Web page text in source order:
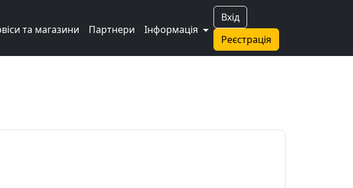
Вхід
Реєстрація
та магазини Партнери Інформація